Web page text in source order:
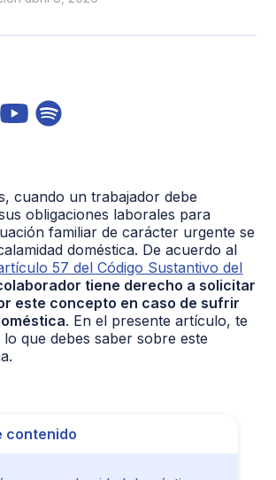
cuando un trabajador debe
obligaciones laborales para
familiar de carácter urgente se
doméstica. De acuerdo al
57 del Código Sustantivo del
tiene derecho a solicitar
este concepto en caso de sufrir
. En el presente artículo, te
que debes saber sobre este
contenido